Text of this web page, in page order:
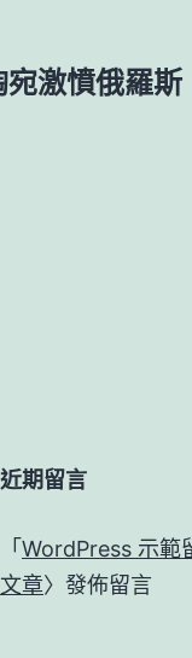
激憤俄羅
近期留言
「 WordPress 示範
文章〉發佈留言